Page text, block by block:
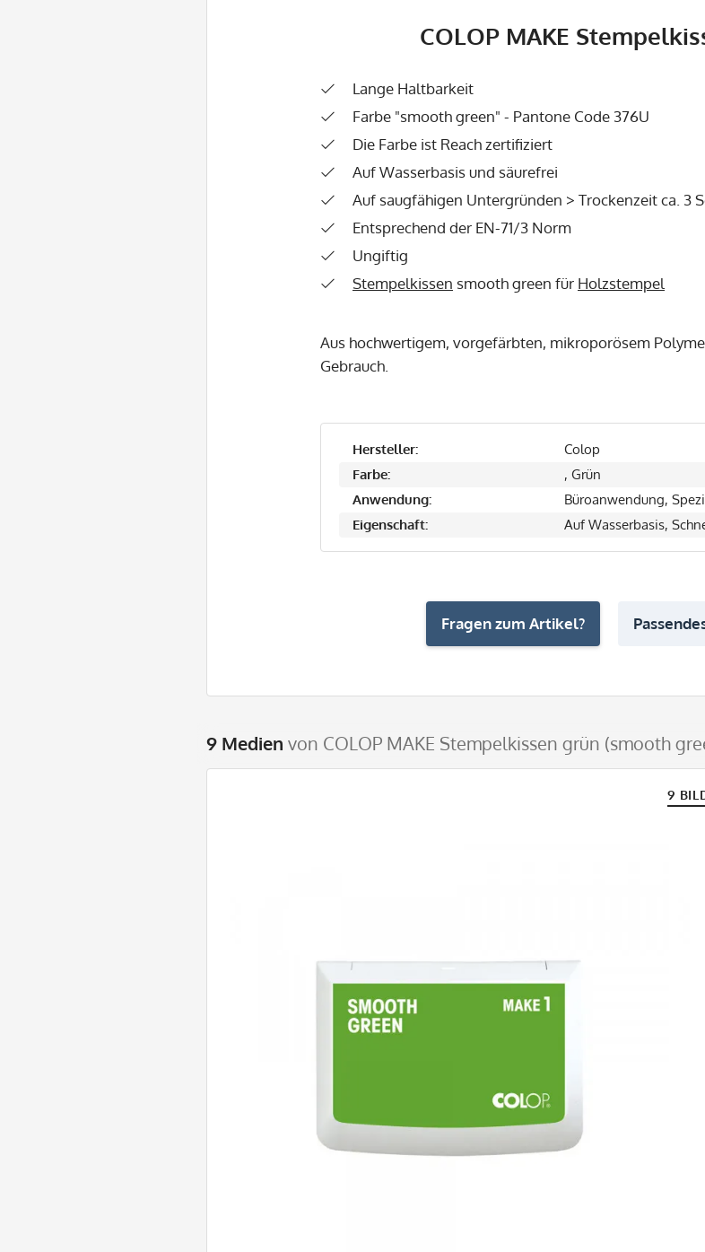
COLOP MAKE
Lange Haltbarkeit
Farbe "smooth green" - Pantone Code 376U
Die Farbe ist Reach zertifiziert
Auf Wasserbasis und säurefrei
Auf saugfähigen Untergründen > Trockenzeit ca. 3
Entsprechend der EN-71/3 Norm
Ungiftig
Stempelkissen smooth green für Holzstempel
Aus hochwertigem, vorgefärbten, mikroporösem
Gebrauch.
Hersteller:
Colop
Farbe:
, Grün
Anwendung:
Büroanwendung,
Eigenschaft:
Auf Wasserbasis,
Fragen zum Artikel?
9 Medien von COLOP MAKE Stempelkissen grün (smooth
9